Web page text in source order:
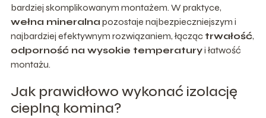
bardziej skomplikowanym montażem. W praktyce,
wełna mineralna pozostaje najbezpieczniejszym i
najbardziej efektywnym rozwiązaniem, łącząc trwałość,
odporność na wysokie temperaturyi łatwość
montażu.
Jak prawidłowo wykonać izolację
cieplną komina?